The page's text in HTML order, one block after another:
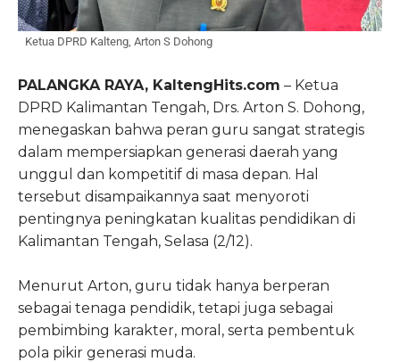
Ketua DPRD Kalteng, Arton S Dohong
PALANGKA RAYA, KaltengHits.com – Ketua
DPRD Kalimantan Tengah, Drs. Arton S. Dohong,
menegaskan bahwa peran guru sangat strategis
dalam mempersiapkan generasi daerah yang
unggul dan kompetitif di masa depan. Hal
tersebut disampaikannya saat menyoroti
pentingnya peningkatan kualitas pendidikan di
Kalimantan Tengah, Selasa (2/12).
Menurut Arton, guru tidak hanya berperan
sebagai tenaga pendidik, tetapi juga sebagai
pembimbing karakter, moral, serta pembentuk
pola pikir generasi muda.